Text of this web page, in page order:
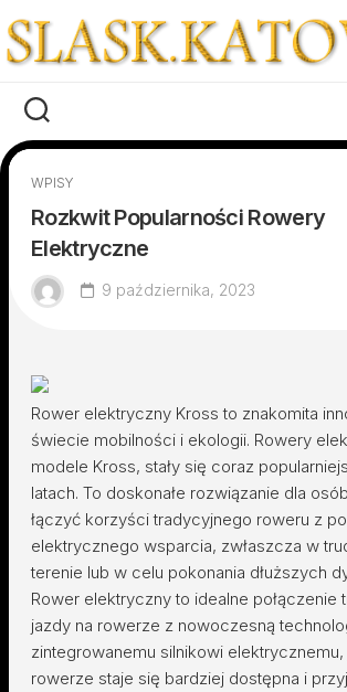
to
content
WPISY
Rozkwit Popularności Rowery
Elektryczne
9 października, 2023
Rower elektryczny Kross to znakomita
świecie mobilności i ekologii. Rowery
modele Kross, stały się coraz
latach. To doskonałe rozwiązanie dla
łączyć korzyści tradycyjnego roweru z
elektrycznego wsparcia, zwłaszcza w
terenie lub w celu pokonania dłuższych
Rower elektryczny to idealne połączenie
jazdy na rowerze z nowoczesną
zintegrowanemu silnikowi elektrycznemu,
rowerze staje się bardziej dostępna i